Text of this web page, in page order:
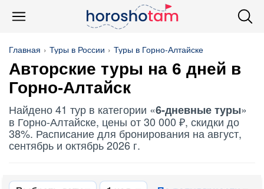
Главная Туры в России Туры в Горно-Алтайске
Авторские туры на 6 дней в
Горно-Алтайск
Найдено 41 тур в категории «6-дневные туры»
в Горно-Алтайске, цены от 30 000 ₽, скидки до
38%. Расписание для бронирования на август,
сентябрь и октябрь 2026 г.